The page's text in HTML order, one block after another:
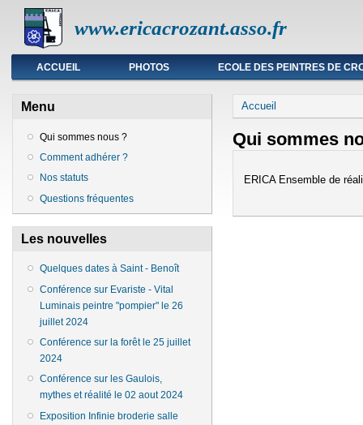
www.ericacrozant.asso.fr
Menu principal
ACCUEIL PHOTOS ECOLE DES PEINTRES DE
Menu
Qui sommes nous ?
Comment adhérer ?
Nos statuts
Questions fréquentes
Les nouvelles
Quelques dates à Saint - Benoît
Conférence sur Evariste - Vital
Luminais peintre "pompier" le 26
juillet 2024
Conférence sur la forêt le 25 juillet
2024
Conférence sur les Gaulois,
mythes et réalité le 02 aout 2024
Exposition Infinie broderie salle
Vous êtes ici
Accueil
Qui sommes
ERICA Ensemble de